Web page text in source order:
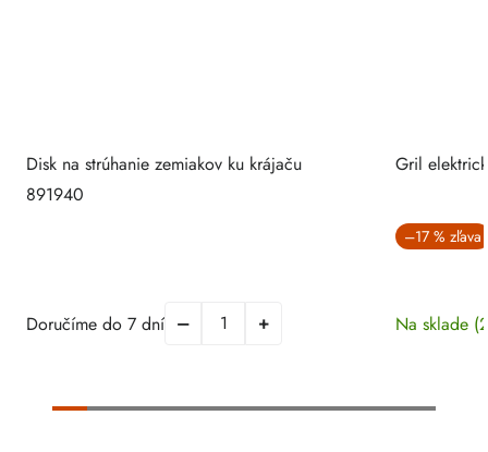
Disk na strúhanie zemiakov ku krájaču
891940
Doručíme do 7 dní
Gril
–17 %
Na sklade